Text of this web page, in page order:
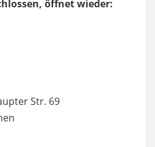
öffnet wieder:
Str. 69